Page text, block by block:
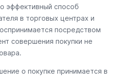
эффективный способ
в торговых центрах и
посредством
совершения покупки не
о покупке принимается в